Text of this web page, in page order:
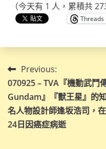
（今天有 1 人，累積共
Threads
文
章
導
覽
Previous:
070925 – TVA『機動武鬥
Gundam』『獸王星』的
名人物設計師逢坂浩司，在
24日因癌症病逝